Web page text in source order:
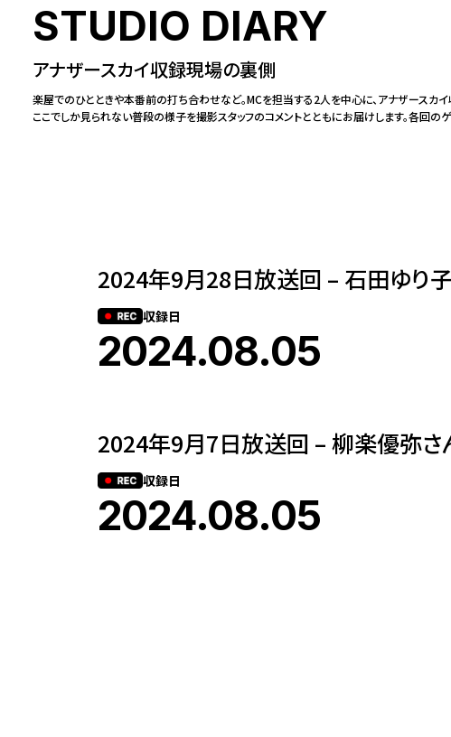
STUDIO DIARY
アナザースカイ収録現場の裏側
楽屋でのひとときや本番前の打ち合わせなど。MCを担当する2人を中心に、アナザースカ
ここでしか見られない普段の様子を撮影スタッフのコメントとともにお届けします。各回の
2024年9月28日放送回 – 石田ゆり
収録日
2024.08.05
2024年9月7日放送回 – 柳楽優弥さ
収録日
2024.08.05